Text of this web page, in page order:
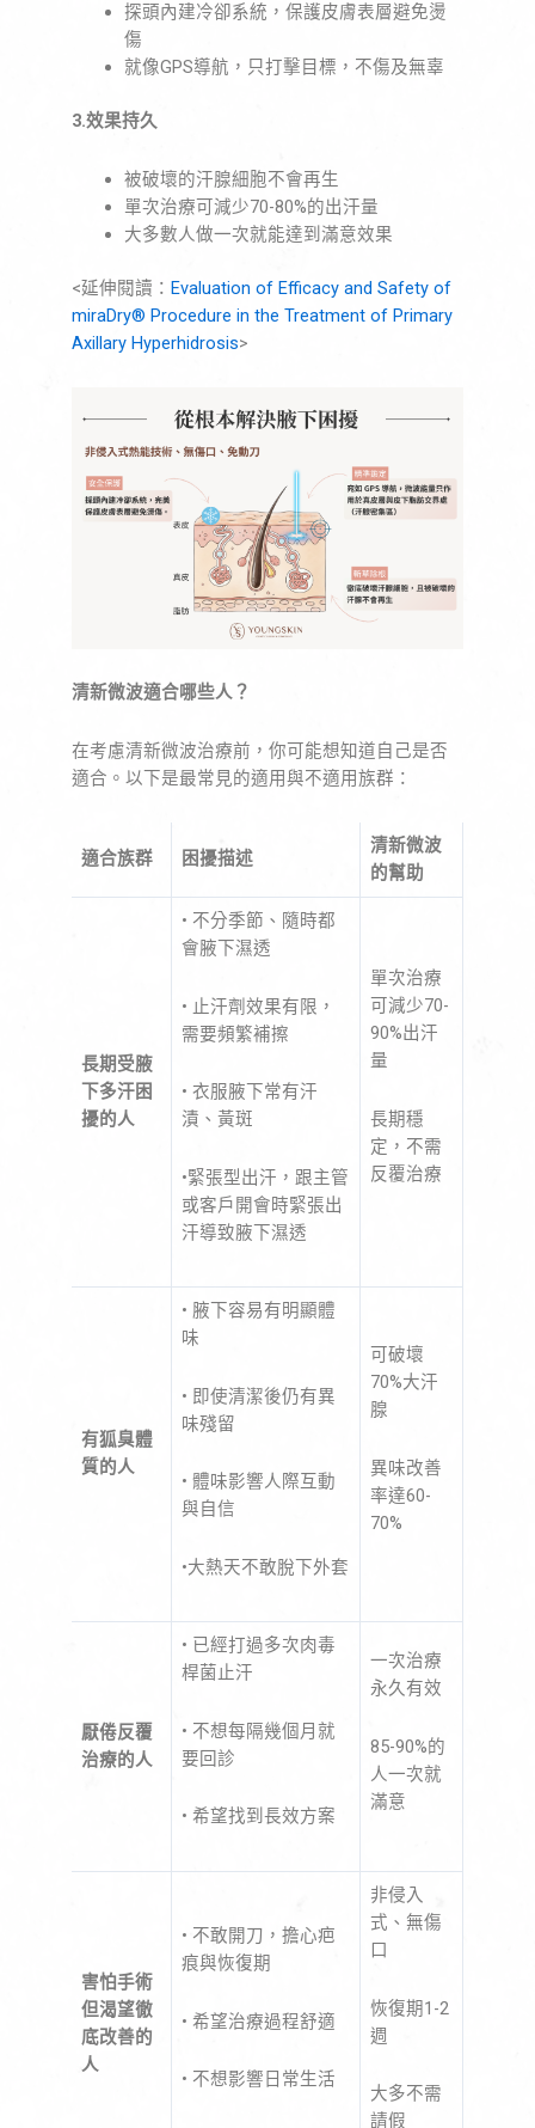
探頭內建冷卻系統，保護皮膚表層避免燙
傷
就像GPS導航，只打擊目標，不傷及無辜
3.效果持久
被破壞的汗腺細胞不會再生
單次治療可減少70-80%的出汗量
大多數人做一次就能達到滿意效果
<延伸閱讀： Evaluation of Efficacy and Safety of
miraDry® Procedure in the Treatment of Primary
Axillary Hyperhidrosis>
清新微波適合哪些人？
在考慮清新微波治療前，你可能想知道自己是否
適合。以下是最常見的適用與不適用族群：
適合族群 困擾描述
清新微波
的幫助
長期受腋
下多汗困
擾的人
• 不分季節、隨時都
會腋下濕透
• 止汗劑效果有限，
需要頻繁補擦
• 衣服腋下常有汗
漬、黃斑
•緊張型出汗，跟主管
或客戶開會時緊張出
汗導致腋下濕透
單次治療
可減少70-
90%出汗
量
長期穩
定，不需
反覆治療
有狐臭體
質的人
• 腋下容易有明顯體
味
• 即使清潔後仍有異
味殘留
• 體味影響人際互動
與自信
•大熱天不敢脫下外套
可破壞
70%大汗
腺
異味改善
率達60-
70%
厭倦反覆
治療的人
• 已經打過多次肉毒
桿菌止汗
• 不想每隔幾個月就
要回診
• 希望找到長效方案
一次治療
永久有效
85-90%的
人一次就
滿意
害怕手術
但渴望徹
底改善的
人
• 不敢開刀，擔心疤
痕與恢復期
• 希望治療過程舒適
• 不想影響日常生活
非侵入
式、無傷
口
恢復期1-2
週
大多不需
請假